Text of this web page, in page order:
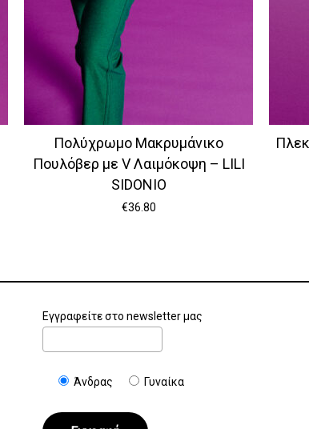
Πολύχρωμο Μακρυμάνικο
Πουλόβερ με V Λαιμόκοψη – LILI
SIDONIO
€36.80
Εγγραφείτε στο newsletter μας
Άνδρας Γυναίκα